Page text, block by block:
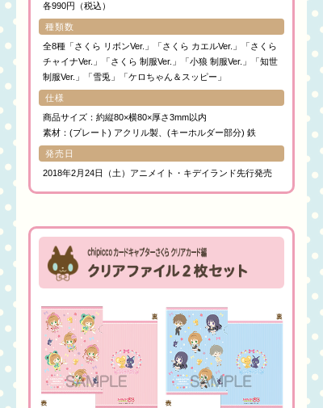
各990円（税込）
種類数
全8種「さくら リボンVer.」「さくら カエルVer.」「さくら
チャイナVer.」「さくら 制服Ver.」「小狼 制服Ver.」「知世
制服Ver.」「雪兎」「ケロちゃん＆スッピー」
仕様
商品サイズ：約縦80×横80×厚さ3mm以内
素材：(プレート) アクリル製、(キーホルダー部分) 鉄
発売日
2018年2月24日（土）アニメイト・キデイランド先行発売